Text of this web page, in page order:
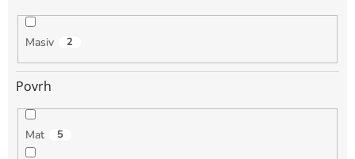
Masiv 2
Povrh
Mat 5